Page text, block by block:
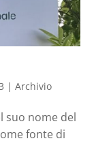
| Archivio
suo nome del
fonte di